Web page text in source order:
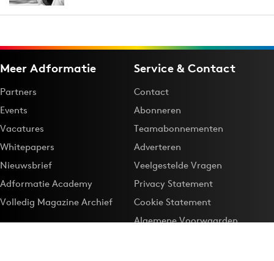
Meer Adformatie
Partners
Events
Vacatures
Whitepapers
Nieuwsbrief
Adformatie Academy
Volledig Magazine Archief
Service & Contact
Contact
Abonneren
Teamabonnementen
Adverteren
Veelgestelde Vragen
Privacy Statement
Cookie Statement
Algemene Voorwaarden